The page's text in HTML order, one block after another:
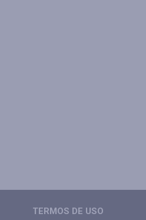
TERMOS DE USO